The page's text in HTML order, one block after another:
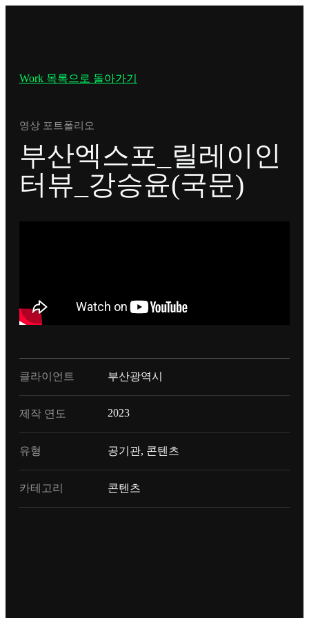
Work 목록으로 돌아가기
영상 포트폴리오
부산엑스포_릴레이인
터뷰_강승윤(국문)
클라이언트 부산광역시
제작 연도 2023
유형 공기관, 콘텐츠
카테고리 콘텐츠